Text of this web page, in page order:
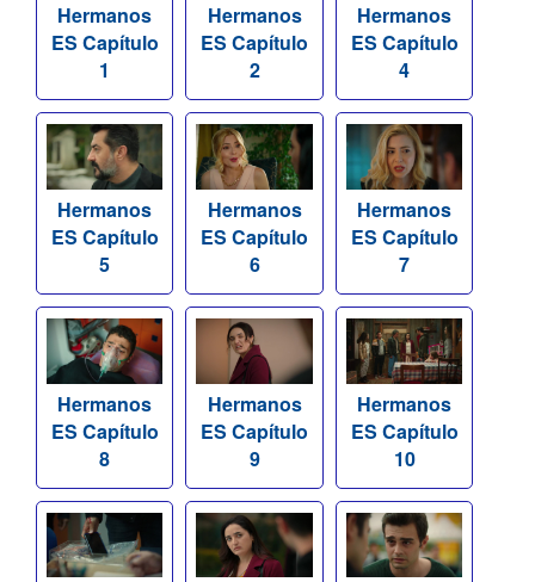
Hermanos
ES Capítulo
1
Hermanos
ES Capítulo
2
Hermanos
ES Capítulo
4
Hermanos
ES Capítulo
5
Hermanos
ES Capítulo
6
Hermanos
ES Capítulo
7
Hermanos
ES Capítulo
8
Hermanos
ES Capítulo
9
Hermanos
ES Capítulo
10